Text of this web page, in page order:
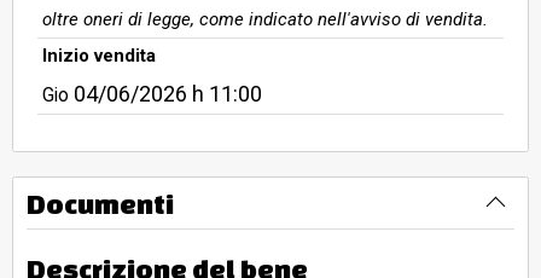
oltre oneri di legge, come indicato nell'avviso di vendita.
Inizio vendita
Gio 04/06/2026 h 11:00
Documenti
Descrizione del bene